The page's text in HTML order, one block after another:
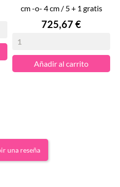
cm -o- 4 cm / 5 + 1 gratis
Precio
725,67 €
Añadir al carrito
una reseña